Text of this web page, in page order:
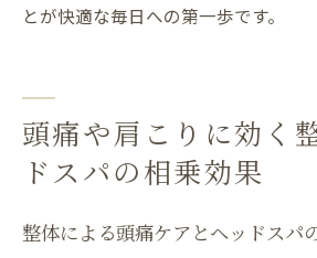
とが快適な毎日への第一歩です。
頭痛や肩こりに効く
ドスパの相乗効果
整体による頭痛ケアとヘッドスパ